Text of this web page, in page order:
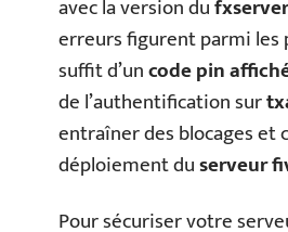
avec la version du
erreurs figurent parmi les
suffit d’uncode pin
de l’authentification sur
entraîner des blocages et
déploiement duserveur
Pour sécuriser votre